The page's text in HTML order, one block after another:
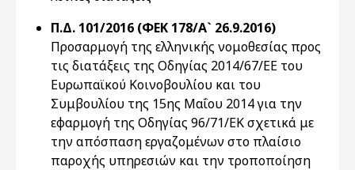
Π.Δ. 101/2016 (ΦΕΚ 178/Α` 26.9.2016)
Προσαρμογή της ελληνικής νομοθεσίας προς
τις διατάξεις της Οδηγίας 2014/67/ΕΕ του
Ευρωπαϊκού Κοινοβουλίου και του
Συμβουλίου της 15ης Μαΐου 2014 για την
εφαρμογή της Οδηγίας 96/71/ΕΚ σχετικά με
την απόσπαση εργαζομένων στο πλαίσιο
παροχής υπηρεσιών και την τροποποίηση